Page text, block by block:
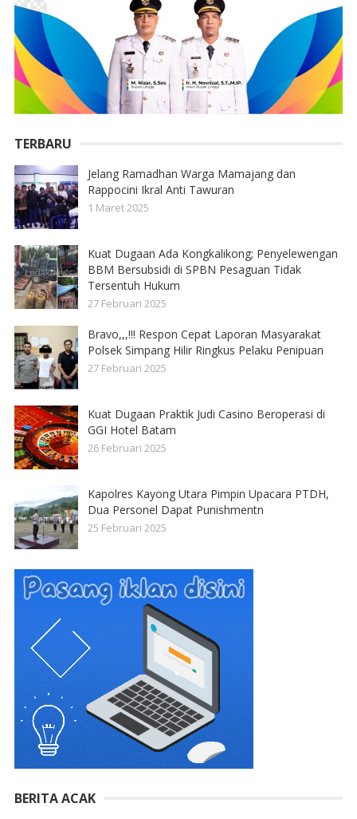
TERBARU
Jelang Ramadhan Warga Mamajang dan
Rappocini Ikral Anti Tawuran
1 Maret 2025
Kuat Dugaan Ada Kongkalikong; Penyelewengan
BBM Bersubsidi di SPBN Pesaguan Tidak
Tersentuh Hukum
27 Februari 2025
Bravo,,,!!! Respon Cepat Laporan Masyarakat
Polsek Simpang Hilir Ringkus Pelaku Penipuan
27 Februari 2025
Kuat Dugaan Praktik Judi Casino Beroperasi di
GGI Hotel Batam
26 Februari 2025
Kapolres Kayong Utara Pimpin Upacara PTDH,
Dua Personel Dapat Punishmentn
25 Februari 2025
BERITA ACAK